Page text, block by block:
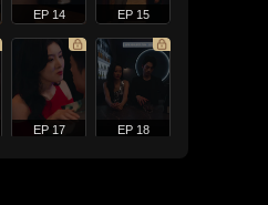
EP 14 EP 15
EP 17 EP 18